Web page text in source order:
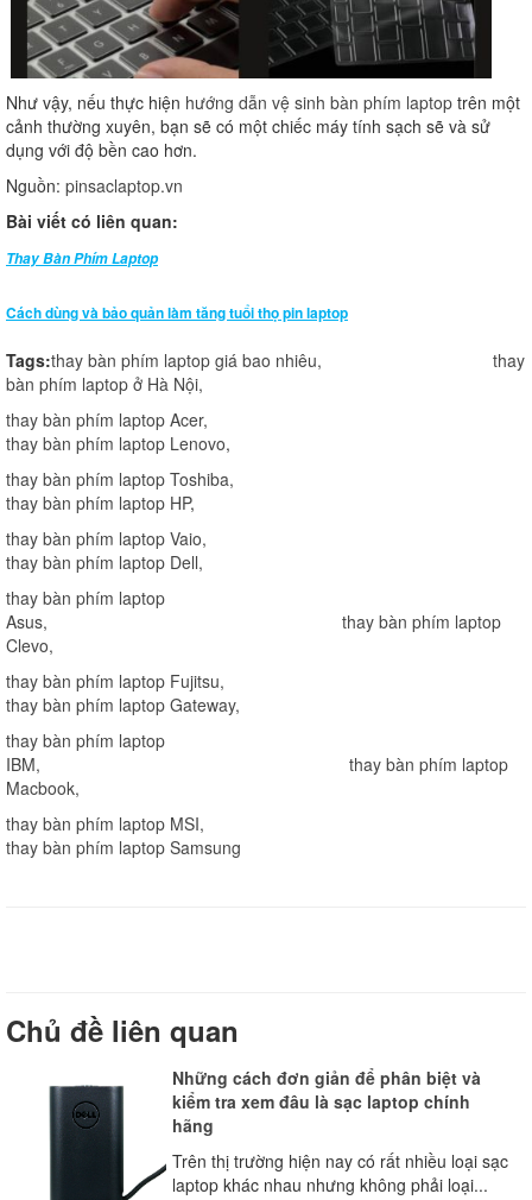
Như vậy, nếu thực hiện hướng dẫn vệ sinh bàn phím laptop trên một
cảnh thường xuyên, bạn sẽ có một chiếc máy tính sạch sẽ và sử
dụng với độ bền cao hơn.
Nguồn: pinsaclaptop.vn
Bài viết có liên quan:
Thay Bàn Phím Laptop
Cách dùng và bảo quản làm tăng tuổi thọ pin laptop
Tags:thay bàn phím laptop giá bao nhiêu,
thay
bàn phím laptop ở Hà Nội,
thay bàn phím laptop Acer,
thay bàn phím laptop Lenovo,
thay bàn phím laptop Toshiba,
thay bàn phím laptop HP,
thay bàn phím laptop Vaio,
thay bàn phím laptop Dell,
thay bàn phím laptop
Asus,
thay bàn phím laptop
Clevo,
thay bàn phím laptop Fujitsu,
thay bàn phím laptop Gateway,
thay bàn phím laptop
IBM,
thay bàn phím laptop
Macbook,
thay bàn phím laptop MSI,
thay bàn phím laptop Samsung
Chủ đề liên quan
Những cách đơn giản để phân biệt và
kiểm tra xem đâu là sạc laptop chính
hãng
Trên thị trường hiện nay có rất nhiều loại sạc
laptop khác nhau nhưng không phải loại...